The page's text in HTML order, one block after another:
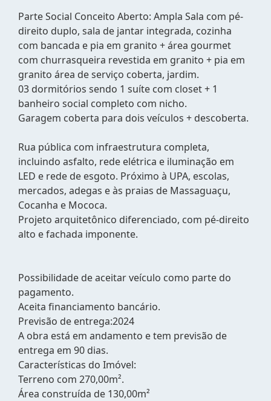
Parte Social Conceito Aberto: Ampla Sala com pé-
direito duplo, sala de jantar integrada, cozinha
com bancada e pia em granito + área gourmet
com churrasqueira revestida em granito + pia em
granito área de serviço coberta, jardim.
03 dormitórios sendo 1 suíte com closet + 1
banheiro social completo com nicho.
Garagem coberta para dois veículos + descoberta.
Rua pública com infraestrutura completa,
incluindo asfalto, rede elétrica e iluminação em
LED e rede de esgoto. Próximo à UPA, escolas,
mercados, adegas e às praias de Massaguaçu,
Cocanha e Mococa.
Projeto arquitetônico diferenciado, com pé-direito
alto e fachada imponente.
Possibilidade de aceitar veículo como parte do
pagamento.
Aceita financiamento bancário.
Previsão de entrega:2024
A obra está em andamento e tem previsão de
entrega em 90 dias.
Características do Imóvel:
Terreno com 270,00m².
Área construída de 130,00m²